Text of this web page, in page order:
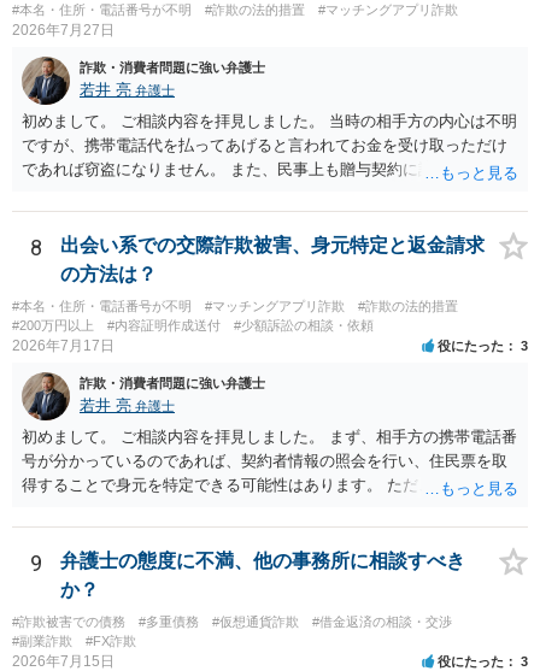
#本名・住所・電話番号が不明
#詐欺の法的措置 #マッチングアプリ詐欺
2026年7月27日
詐欺・消費者問題に強い弁護士
若井 亮 弁護士
初めまして。 ご相談内容を拝見しました。 当時の相手方の内心は不明
ですが、携帯電話代を払ってあげると言われてお金を受け取っただけ
であれば窃盗になりません。 また、民事上も贈与契約に該当すると思
ず、可能であればブロックをするようにしてください。 ご不安であれ
ば、最寄りの警察署に相談をしても良いかもしれません。 以上、ご参
考になれば幸いです。
8
出会い系での交際詐欺被害、身元特定と返金請求
の方法は？
#本名・住所・電話番号が不明 #マッチングアプリ詐欺
#詐欺の法的措置
#200万円以上
#内容証明作成送付 #少額訴訟の相談・依頼
2026年7月17日 役にたった 3
詐欺・消費者問題に強い弁護士
若井 亮 弁護士
初めまして。 ご相談内容を拝見しました。 まず、相手方の携帯電話番
号が分かっているのであれば、契約者情報の照会を行い、住民票を取
得することで身元を特定できる可能性はあります。 ただ、他人名義の
ろです。 LINEについても、詐欺の事案であれば照会できる可能性はあ
りますが、携帯電話の番号を経由する方法より難しくなります。 身元
を特定した後は、返金の理屈があるかどうかを確認していきます。 基
本的に贈与に該当する場合には返金請求ができません。 詐欺を含め、
当方に返金の理屈があるかどうかを確認していきます。 さらに、渡し
た金額について、裏付けがあるかどうかも精査します。 上記を経て、
9
弁護士の態度に不満、他の事務所に相談すべき
か？
#詐欺被害での債務 #多重債務 #仮想通貨詐欺
#借金返済の相談・交渉
#副業詐欺
#FX詐欺
2026年7月15日 役にたった 3